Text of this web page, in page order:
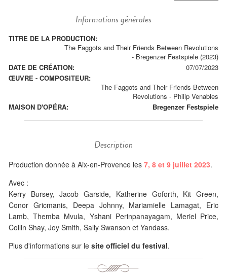
Informations générales
TITRE DE LA PRODUCTION:
The Faggots and Their Friends Between Revolutions
- Bregenzer Festspiele (2023)
DATE DE CRÉATION:
07/07/2023
ŒUVRE - COMPOSITEUR:
The Faggots and Their Friends Between
Revolutions - Philip Venables
MAISON D'OPÉRA:
Bregenzer Festspiele
Description
Production donnée à Aix-en-Provence les 7, 8 et 9 juillet 2023.
Avec :
Kerry Bursey, Jacob Garside, Katherine Goforth, Kit Green,
Conor Gricmanis, Deepa Johnny, Mariamielle Lamagat, Eric
Lamb, Themba Mvula, Yshani Perinpanayagam, Meriel Price,
Collin Shay, Joy Smith, Sally Swanson et Yandass.
Plus d'informations sur le site officiel du festival.